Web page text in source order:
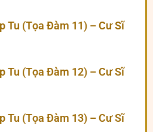
Tu (Tọa Đàm 11) – Cư Sĩ
Tu (Tọa Đàm 12) – Cư Sĩ
Tu (Tọa Đàm 13) – Cư Sĩ